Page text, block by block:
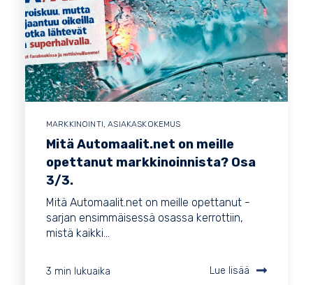
MARKKINOINTI,ASIAKASKOKEMUS
Mitä Automaalit.net on meille
opettanut markkinoinnista? Osa
3/3.
Mitä Automaalit.net on meille opettanut -
sarjan ensimmäisessä osassa kerrottiin,
mistä kaikki...
3 min lukuaika Lue lisää